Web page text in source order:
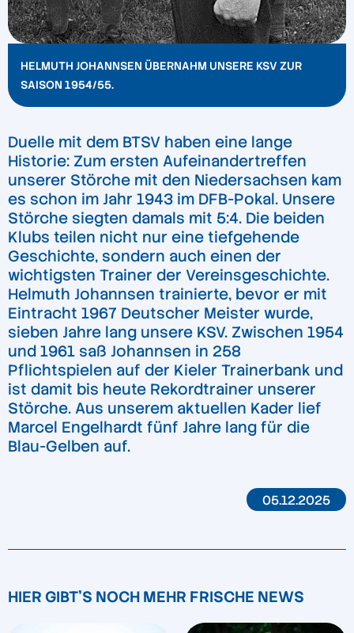
HELMUTH JOHANNSEN ÜBERNAHM UNSERE KSV ZUR
SAISON 1954/55.
Duelle mit dem BTSV haben eine lange
Historie: Zum ersten Aufeinandertreffen
unserer Störche mit den Niedersachsen kam
es schon im Jahr 1943 im DFB-Pokal. Unsere
Störche siegten damals mit 5:4. Die beiden
Klubs teilen nicht nur eine tiefgehende
Geschichte, sondern auch einen der
wichtigsten Trainer der Vereinsgeschichte.
Helmuth Johannsen trainierte, bevor er mit
Eintracht 1967 Deutscher Meister wurde,
sieben Jahre lang unsere KSV. Zwischen 1954
und 1961 saß Johannsen in 258
Pflichtspielen auf der Kieler Trainerbank und
ist damit bis heute Rekordtrainer unserer
Störche. Aus unserem aktuellen Kader lief
Marcel Engelhardt fünf Jahre lang für die
Blau-Gelben auf.
05.12.2025
HIER GIBT'S NOCH MEHR FRISCHE NEWS